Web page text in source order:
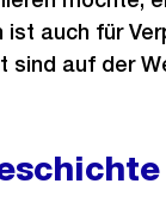
ist auch für
sind auf der